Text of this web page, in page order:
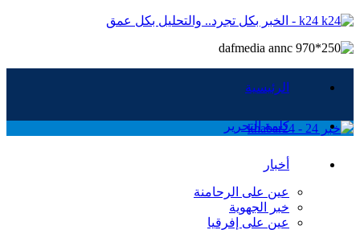
k24 - الخبر بكل تجرد.. والتحليل بكل عمق
الرئيسية
كلمة التحرير
أخبار
عين على الرحامنة
خبر الجهوية
عين على إفرقيا